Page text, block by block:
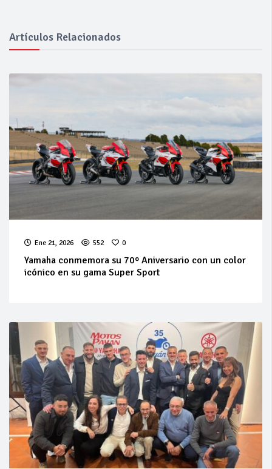
Artículos Relacionados
Ene 21, 2026 552 0
Yamaha conmemora su 70º Aniversario con un color
icónico en su gama Super Sport